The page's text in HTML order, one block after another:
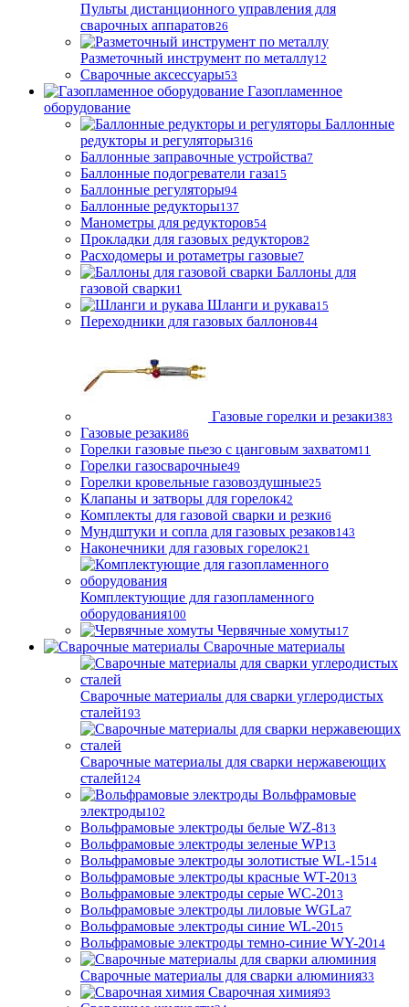
Пульты дистанционного управления для
сварочных аппаратов26
Разметочный инструмент по металлу12
Сварочные аксессуары53
Газопламенное
оборудование
Баллонные
редукторы и регуляторы316
Баллонные заправочные устройства7
Баллонные подогреватели газа15
Баллонные регуляторы94
Баллонные редукторы137
Манометры для редукторов54
Прокладки для газовых редукторов2
Расходомеры и ротаметры газовые7
Баллоны для
газовой сварки1
Шланги и рукава15
Переходники для газовых баллонов44
Газовые горелки и резаки383
Газовые резаки86
Горелки газовые пьезо с цанговым захватом11
Горелки газосварочные49
Горелки кровельные газовоздушные25
Клапаны и затворы для горелок42
Комплекты для газовой сварки и резки6
Мундштуки и сопла для газовых резаков143
Наконечники для газовых горелок21
Комплектующие для газопламенного
оборудования100
Червячные хомуты17
Сварочные материалы
Сварочные материалы для сварки углеродистых
сталей193
Сварочные материалы для сварки нержавеющих
сталей124
Вольфрамовые
электроды102
Вольфрамовые электроды белые WZ-813
Вольфрамовые электроды зеленые WP13
Вольфрамовые электроды золотистые WL-1514
Вольфрамовые электроды красные WT-2013
Вольфрамовые электроды серые WC-2013
Вольфрамовые электроды лиловые WGLa7
Вольфрамовые электроды синие WL-2015
Вольфрамовые электроды темно-синие WY-2014
Сварочные материалы для сварки алюминия33
Сварочная химия93